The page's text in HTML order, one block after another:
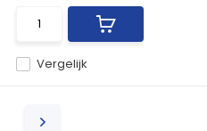
Vergelijk